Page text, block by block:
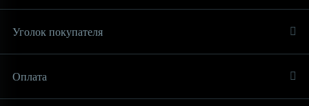
Уголок покупателя
Оплата